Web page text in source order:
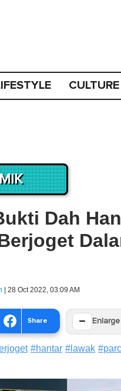
CULTURE
Dah
| 28 Oct 2022, 03:09 AM
Share −
#hantar # lawak #